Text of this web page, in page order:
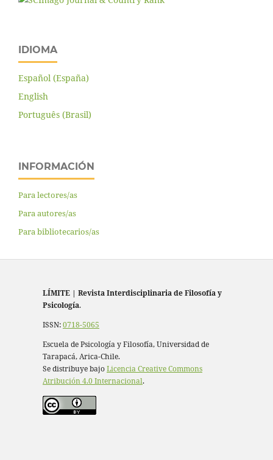
IDIOMA
Español (España)
English
Português (Brasil)
INFORMACIÓN
Para lectores/as
Para autores/as
Para bibliotecarios/as
LÍMITE | Revista Interdisciplinaria de Filosofía y
Psicología.
ISSN:0718-5065
Escuela de Psicología y Filosofía, Universidad de
Tarapacá, Arica-Chile.
Se distribuye bajoLicencia Creative Commons
Atribución 4.0 Internacional.